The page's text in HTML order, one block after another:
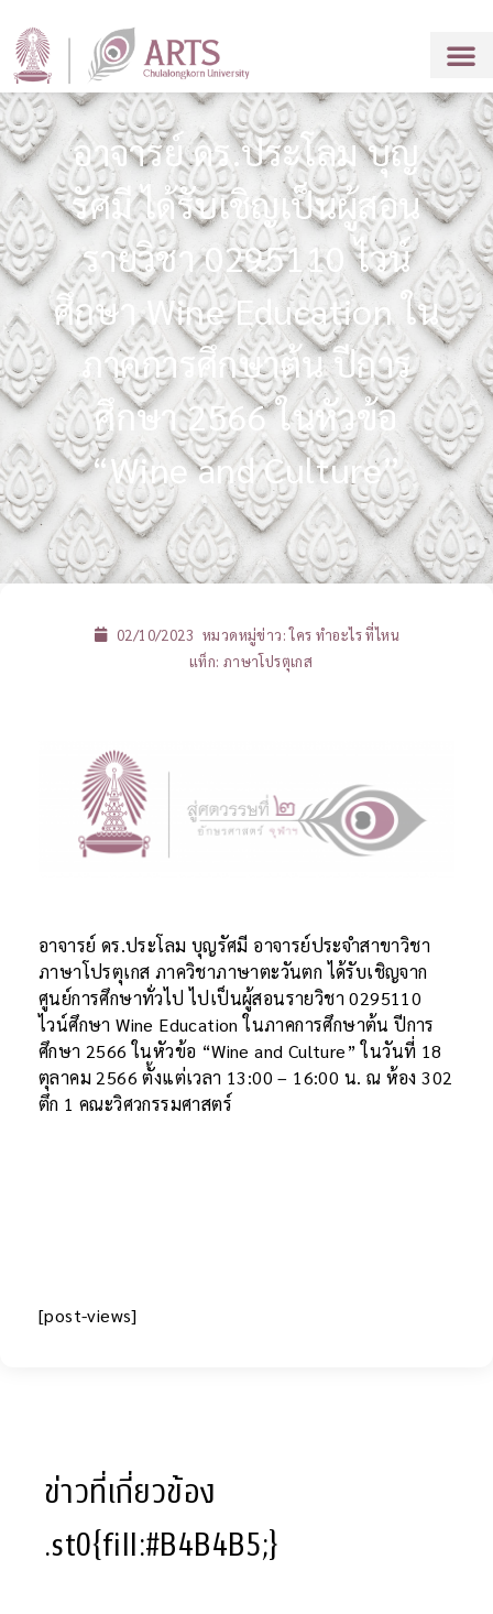
อาจารย์ ดร.ประโลม บุญ
รัศมี ได้รับเชิญเป็นผู้สอน
รายวิชา 0295110 ไวน์
ศึกษา Wine Education ใน
ภาคการศึกษาต้น ปีการ
ศึกษา 2566 ในหัวข้อ
“Wine and Culture”
02/10/2023 หมวดหมู่ข่าว:ใคร ทำอะไร ที่ไหน
แท็ก: ภาษาโปรตุเกส
อาจารย์ ดร.ประโลม บุญรัศมี อาจารย์ประจำสาขาวิชา
ภาษาโปรตุเกส ภาควิชาภาษาตะวันตก ได้รับเชิญจาก
ศูนย์การศึกษาทั่วไป ไปเป็นผู้สอนรายวิชา 0295110
ไวน์ศึกษา Wine Education ในภาคการศึกษาต้น ปีการ
ศึกษา 2566 ในหัวข้อ “Wine and Culture” ในวันที่ 18
ตุลาคม 2566 ตั้งแต่เวลา 13:00 – 16:00 น. ณ ห้อง 302
ตึก 1 คณะวิศวกรรมศาสตร์
[post-views]
ข่าวที่เกี่ยวข้อง
.st0{fill:#B4B4B5;}